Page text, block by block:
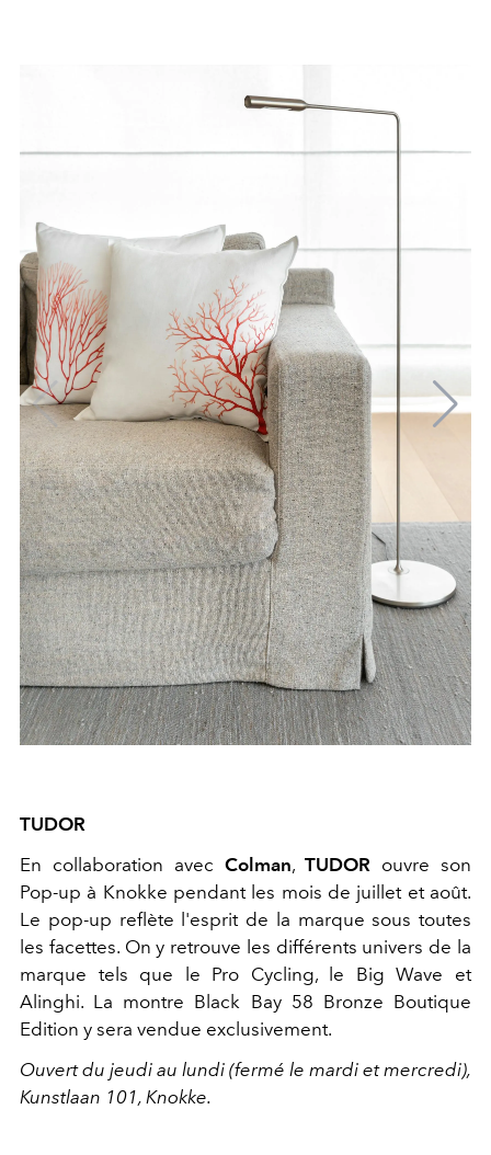
TUDOR
En collaboration avec Colman,TUDOR ouvre son
Pop-up à Knokke pendant les mois de juillet et août.
Le pop-up reflète l'esprit de la marque sous toutes
les facettes. On y retrouve les différents univers de la
marque tels que le Pro Cycling, le Big Wave et
Alinghi. La montre Black Bay 58 Bronze Boutique
Edition y sera vendue exclusivement.
Ouvert du jeudi au lundi (fermé le mardi et mercredi),
Kunstlaan 101, Knokke.